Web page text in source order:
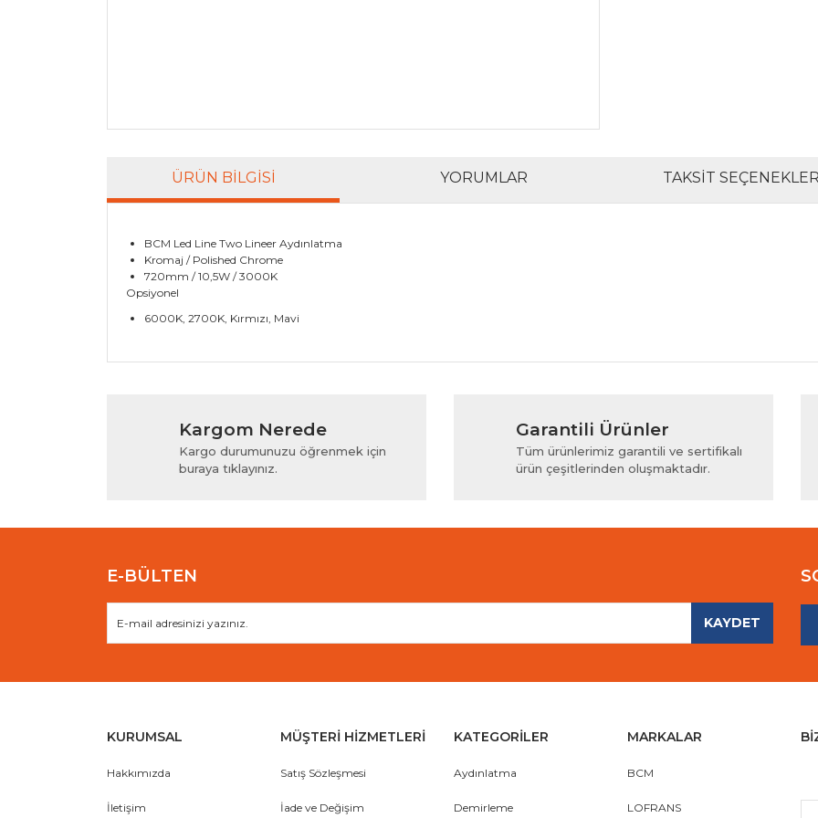
ÜRÜN BILGISI YORUMLAR TAKSIT
BCM Led Line Two Lineer Aydınlatma
Kromaj / Polished Chrome
720mm / 10,5W / 3000K
Opsiyonel
6000K, 2700K, Kırmızı, Mavi
Yorum Yaz
Bu ürünün fiyat bilgisi, resim, ürün açıklamalarında ve diğer konularda yetersiz gördüğünüz noktaları öneri formunu
Ürün resmi kalitesiz, bozuk veya görüntülenemiyor.
Ürün açıklamasında eksik bilgiler bulunuyor.
Ürün bilgilerinde hatalar bulunuyor.
Bu ürüne benzer farklı alternatifler olmalı.
Kargom Nerede
Kargo durumunuzu öğrenmek için
buraya tıklayınız.
Garantili Ürünler
Tüm ürünlerimiz garantili ve sertifikalı
ürün çeşitlerinden oluşmaktadır.
E-BÜLTEN
KAYDET
KURUMSAL
Hakkımızda
İletişim
MÜŞTERİ HİZMETLERİ
Satış Sözleşmesi
İade ve Değişim
KATEGORİLER
Aydınlatma
Demirleme
MARKALAR
BCM
LOFRANS